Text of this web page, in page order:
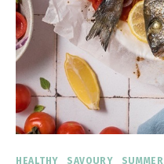
HEALTHY SAVOURY SUMMER